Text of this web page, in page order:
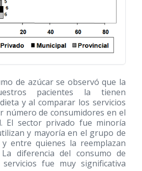
de azúcar se observó que la
pacientes la tienen
y al comparar los servicios
número de consumidores en el
El sector privado fue minoría
y mayoría en el grupo de
entre quienes la reemplazan
diferencia del consumo de
fue muy significativa